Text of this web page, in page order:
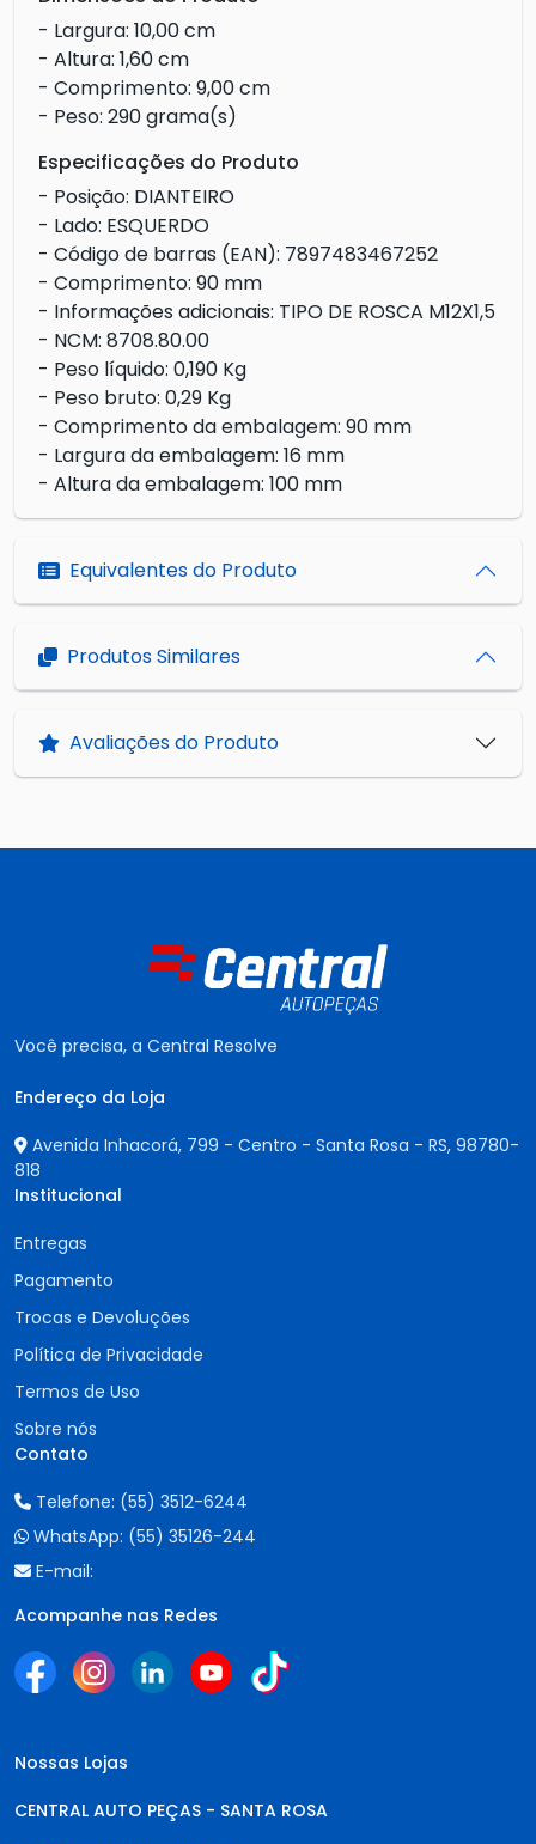
- Largura: 10,00 cm
- Altura: 1,60 cm
- Comprimento: 9,00 cm
- Peso: 290 grama(s)
Especificações do Produto
- Posição: DIANTEIRO
- Lado: ESQUERDO
- Código de barras (EAN): 7897483467252
- Comprimento: 90 mm
- Informações adicionais: TIPO DE ROSCA M12X1,5
- NCM: 8708.80.00
- Peso líquido: 0,190 Kg
- Peso bruto: 0,29 Kg
- Comprimento da embalagem: 90 mm
- Largura da embalagem: 16 mm
- Altura da embalagem: 100 mm
Equivalentes do Produto
Produtos Similares
Avaliações do Produto
Você precisa, a Central Resolve
Endereço da Loja
Avenida Inhacorá, 799 - Centro - Santa Rosa - RS, 98780-
818
Institucional
Entregas
Pagamento
Trocas e Devoluções
Política de Privacidade
Termos de Uso
Sobre nós
Contato
Telefone: (55) 3512-6244
WhatsApp: (55) 35126-244
E-mail:
Acompanhe nas Redes
Nossas Lojas
CENTRAL AUTO PEÇAS - SANTA ROSA